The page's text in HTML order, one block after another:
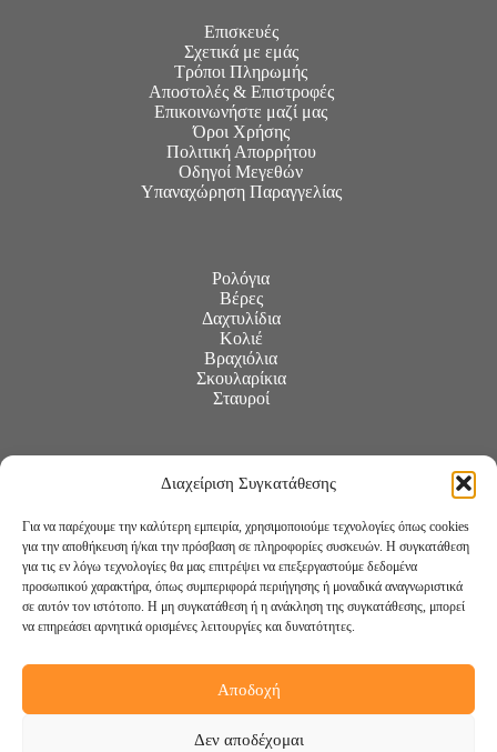
Διαχείριση Συγκατάθεσης
Για να παρέχουμε την καλύτερη εμπειρία, χρησιμοποιούμε τεχνολογίες όπως cookies
για την αποθήκευση ή/και την πρόσβαση σε πληροφορίες συσκευών. Η συγκατάθεση
για τις εν λόγω τεχνολογίες θα μας επιτρέψει να επεξεργαστούμε δεδομένα
προσωπικού χαρακτήρα, όπως συμπεριφορά περιήγησης ή μοναδικά αναγνωριστικά
σε αυτόν τον ιστότοπο. Η μη συγκατάθεση ή η ανάκληση της συγκατάθεσης, μπορεί
να επηρεάσει αρνητικά ορισμένες λειτουργίες και δυνατότητες.
Αποδοχή
Δεν αποδέχομαι
Επισκευές
Σχετικά με εμάς
Τρόποι Πληρωμής
Αποστολές & Επιστροφές
Επικοινωνήστε μαζί μας
Όροι Χρήσης
Πολιτική Απορρήτου
Οδηγοί Μεγεθών
Υπαναχώρηση Παραγγελίας
Ρολόγια
Βέρες
Δαχτυλίδια
Κολιέ
Βραχιόλια
Σκουλαρίκια
Σταυροί